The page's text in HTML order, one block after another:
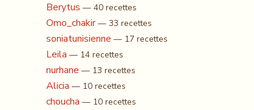
Berytus — 40 recettes
Omo_chakir — 33 recettes
soniatunisienne — 17 recettes
Leila — 14 recettes
nurhane — 13 recettes
Alicia — 10 recettes
choucha — 10 recettes